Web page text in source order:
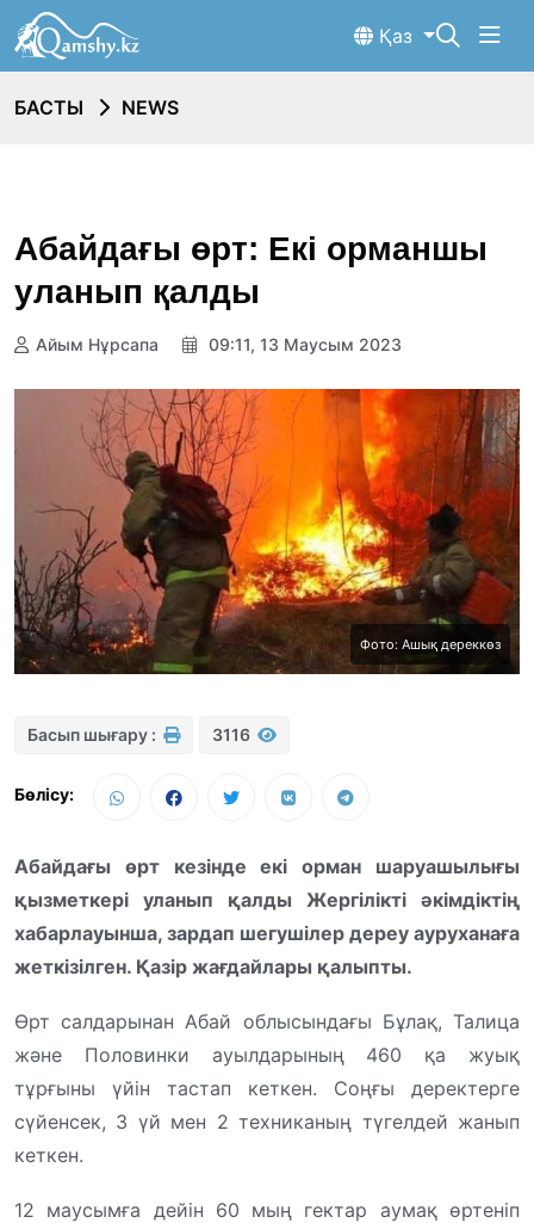
Қаз
БАСТЫ NEWS
Абайдағы өрт: Екі орманшы
уланып қалды
Айым Нұрсапа 09:11, 13 Маусым 2023
Фото: Ашық дереккөз
Басып шығару : 3116
Бөлісу:
Абайдағы өрт кезінде екі орман шаруашылығы
қызметкері уланып қалды Жергілікті әкімдіктің
хабарлауынша, зардап шегушілер дереу ауруханаға
жеткізілген. Қазір жағдайлары қалыпты.
Өрт салдарынан Абай облысындағы Бұлақ, Талица
және Половинки ауылдарының 460 қа жуық
тұрғыны үйін тастап кеткен. Соңғы деректерге
сүйенсек, 3 үй мен 2 техниканың түгелдей жанып
кеткен.
12 маусымға дейін 60 мың гектар аумақ өртеніп